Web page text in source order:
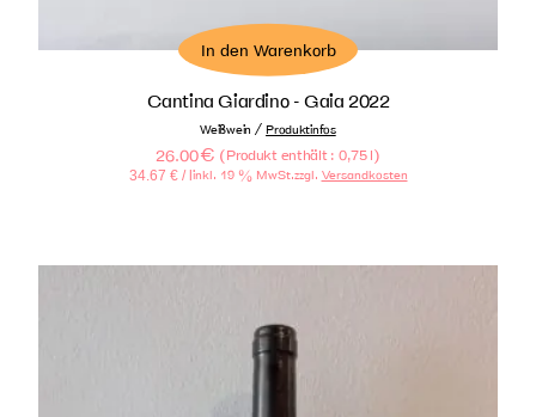
In den Warenkorb
Cantina Giardino - Gaia 2022
Weißwein / Produktinfos
26.00€ (Produkt enthält : 0,75 l)
34.67 € / l inkl. 19 % MwSt.zzgl. Versandkosten